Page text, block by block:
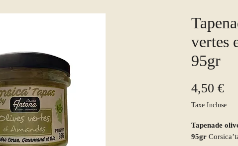
vertes
95gr
4,50 €Prix
Taxe Incluse
Tapenade
95gr